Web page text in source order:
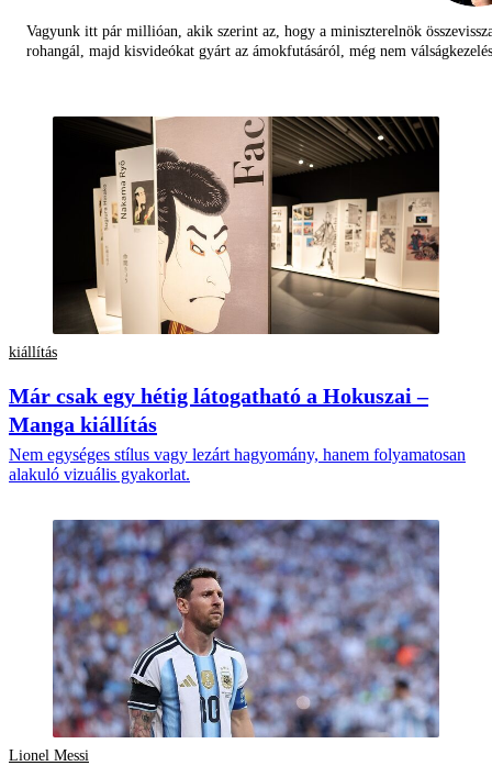
Vagyunk itt pár millióan, akik szerint az, hogy a miniszterelnök
rohangál, majd kisvideókat gyárt az ámokfutásáról, még nem
kiállítás
Már csak egy hétig látogatható a Hokuszai –
Manga kiállítás
Nem egységes stílus vagy lezárt hagyomány, hanem folyamatosan
alakuló vizuális gyakorlat.
Lionel Messi